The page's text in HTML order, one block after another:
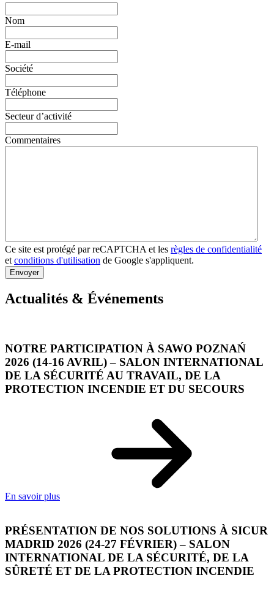
Nom
E-mail
Société
Téléphone
Secteur d’activité
Commentaires
Ce site est protégé par reCAPTCHA et les règles de confidentialité
et conditions d'utilisation de Google s'appliquent.
Envoyer
Actualités & Événements
NOTRE PARTICIPATION À SAWO POZNAŃ
2026 (14-16 AVRIL) – SALON INTERNATIONAL
DE LA SÉCURITÉ AU TRAVAIL, DE LA
PROTECTION INCENDIE ET DU SECOURS
En savoir plus
PRÉSENTATION DE NOS SOLUTIONS À SICUR
MADRID 2026 (24-27 FÉVRIER) – SALON
INTERNATIONAL DE LA SÉCURITÉ, DE LA
SÛRETÉ ET DE LA PROTECTION INCENDIE